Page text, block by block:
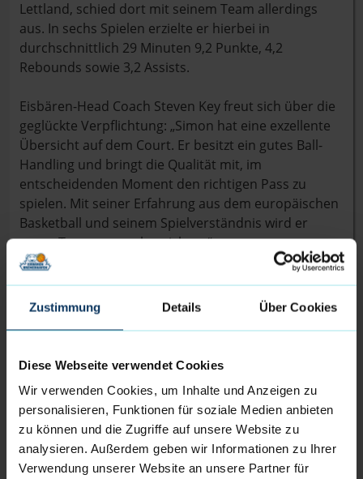
Zustimmung Details Über Cookies
Diese Webseite verwendet Cookies
Wir verwenden Cookies, um Inhalte und Anzeigen zu
personalisieren, Funktionen für soziale Medien anbieten
zu können und die Zugriffe auf unsere Website zu
analysieren. Außerdem geben wir Informationen zu Ihrer
Verwendung unserer Website an unsere Partner für
Lettland, schied dort mit seinem Team allerdings
aus. In sechs Spielen erzielte er hierbei in
durchschnittlich 29 Minuten 9,2 Punkte, 4,2
Rebounds sowie 3,2 Assists.
Eisbären-Head Coach Steven Key freut sich über die
geglückte Verpflichtung: „Simon hat eine exzellente
Übersicht auf dem Court. Er besitzt ein gutes Ball-
Handling und bringt die Qualität mit, im
entscheidenden Moment den richtigen Pass zu
spielen. Mit seiner Erfahrung aus dem europäischen
Basketball und seinem Spielverständnis wird er
unser Team enorm bereichern“.
In der zurückliegenden Saison spielte Simon
Krajcovic in 33 Liga-Partien im Schnitt 29 Minuten für
Levickí Patrioti und erzielte dabei durchschnittlich
Assists und 3,9 Rebounds pro Spiel. In zehn weiteren
Rebounds sowie 4,9 Assists hinzu.